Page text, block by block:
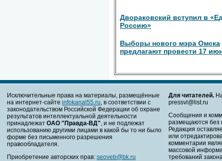
Двораковский вступил в
Россию»
Выборы нового мэра Омска
предлагают провести 17
Исключительные права на материалы, размещённые
на интернет-сайте infokanal55.ru , в соответствии с
законодательством Российской Федерации об охране
результатов интеллектуальной деятельности
принадлежат ОАО "Правда-ВД" , и не подлежат
использованию другими лицами в какой бы то ни было
форме без письменного разрешения
правообладателя.
Приобретение авторских прав: seoveb@bk.ru
Для читателей.
pressvl@list.ru
Сообщения и
размещаются без
Редакция
или
комментарии
массовой
требований